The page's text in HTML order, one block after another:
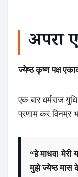
अपरा
ज्येष्ठ कृष्ण पक्ष
एक बार धर्मराज
प्रणाम कर विनम्र
“हे माधव! मेरी
मुझे ज्येष्ठ मास